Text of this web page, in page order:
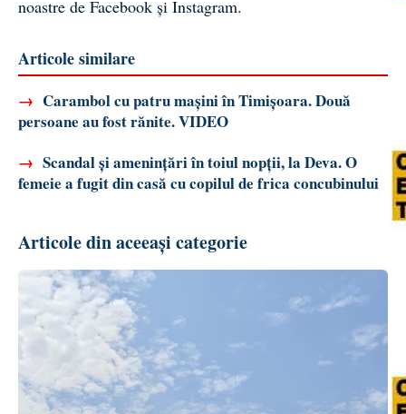
noastre de Facebook și Instagram.
Articole similare
→ Carambol cu patru mașini în Timișoara. Două
persoane au fost rănite. VIDEO
→ Scandal și amenințări în toiul nopții, la Deva. O
femeie a fugit din casă cu copilul de frica concubinului
Articole din aceeași categorie